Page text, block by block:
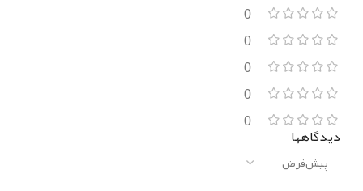
0
0
0
0
0
دیدگاهها